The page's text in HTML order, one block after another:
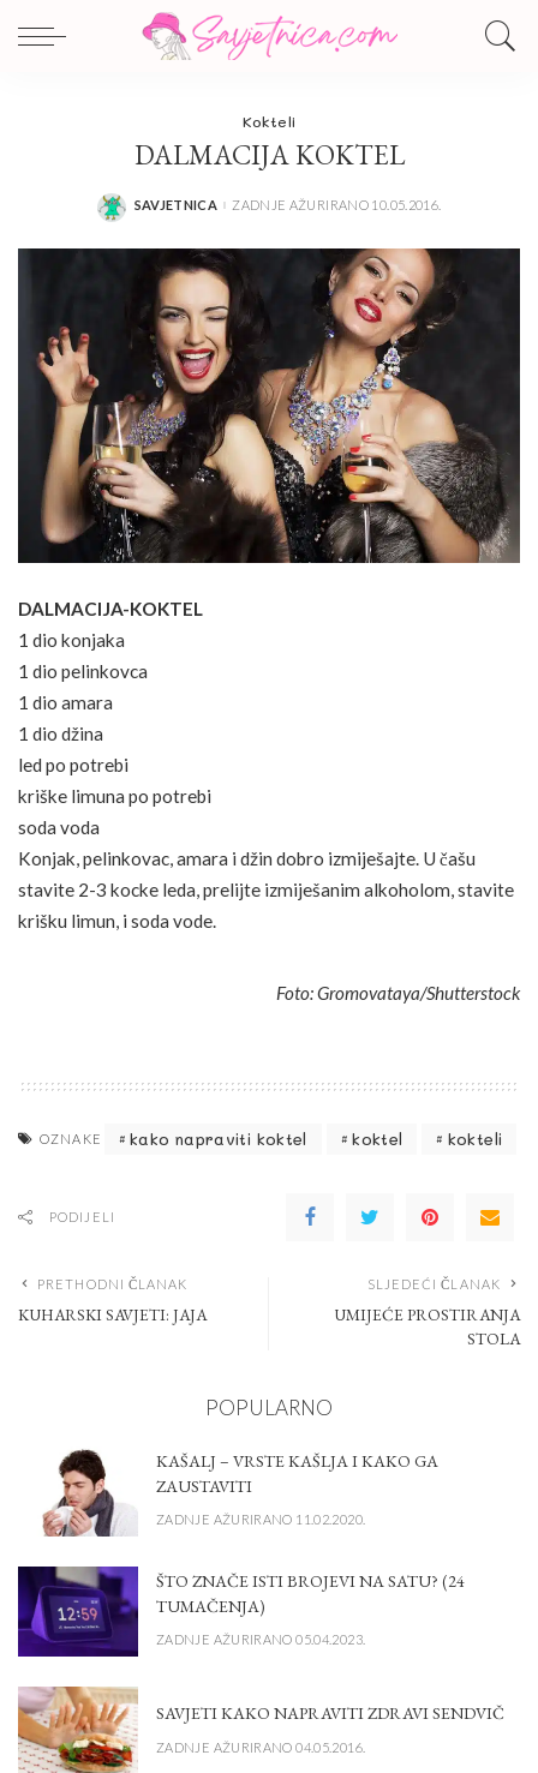
Kokteli
DALMACIJA KOKTEL
POSTED
SAVJETNICA ZADNJE AŽURIRANO 10.05.2016.
DALMACIJA-KOKTEL
1 dio konjaka
1 dio pelinkovca
1 dio amara
1 dio džina
led po potrebi
kriške limuna po potrebi
soda voda
Konjak, pelinkovac, amara i džin dobro izmiješajte. U čašu
stavite 2-3 kocke leda, prelijte izmiješanim alkoholom, stavite
krišku limun, i soda vode.
Foto: Gromovataya/Shutterstock
OZNAKE kako napraviti koktel koktel kokteli
PODIJELI
PRETHODNI ČLANAK
KUHARSKI SAVJETI: JAJA
SLJEDEĆI ČLANAK
UMIJEĆE PROSTIRANJA
STOLA
POPULARNO
KAŠALJ – VRSTE KAŠLJA I KAKO GA
ZAUSTAVITI
ZADNJE AŽURIRANO 11.02.2020.
ŠTO ZNAČE ISTI BROJEVI NA SATU? (24
TUMAČENJA)
ZADNJE AŽURIRANO 05.04.2023.
SAVJETI KAKO NAPRAVITI ZDRAVI SENDVIČ
ZADNJE AŽURIRANO 04.05.2016.